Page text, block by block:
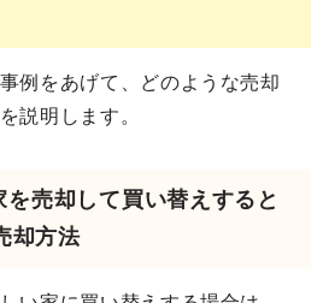
例をあげて、どのような売却
説明します。
売却して買い替えすると
却方法